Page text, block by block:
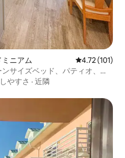
ニアム レビュー101
4.72 (101)
サイズベッド、パティオ、簡
やすさ · 近隣